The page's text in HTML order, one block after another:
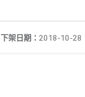
下架日期： 2018-10-28